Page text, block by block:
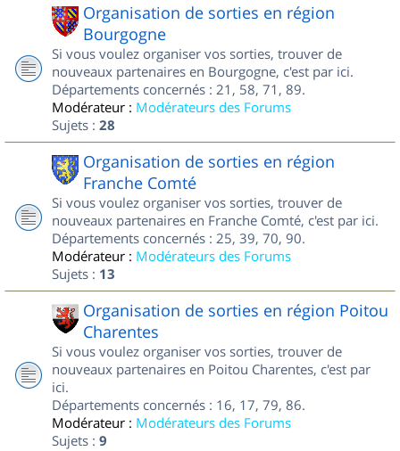
Organisation de sorties en région
Bourgogne
Si vous voulez organiser vos sorties, trouver de
nouveaux partenaires en Bourgogne, c'est par ici.
Départements concernés : 21, 58, 71, 89.
Modérateur : Modérateurs des Forums
Sujets : 28
Organisation de sorties en région
Franche Comté
Si vous voulez organiser vos sorties, trouver de
nouveaux partenaires en Franche Comté, c'est par ici.
Départements concernés : 25, 39, 70, 90.
Modérateur : Modérateurs des Forums
Sujets : 13
Organisation de sorties en région Poitou
Charentes
Si vous voulez organiser vos sorties, trouver de
nouveaux partenaires en Poitou Charentes, c'est par
ici.
Départements concernés : 16, 17, 79, 86.
Modérateur : Modérateurs des Forums
Sujets : 9